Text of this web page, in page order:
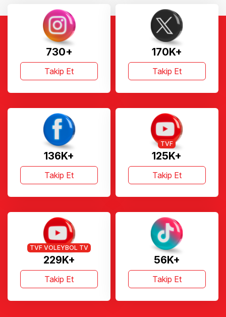
730+
Takip Et
170K+
Takip Et
136K+
Takip Et
125K+
TVF
Takip Et
229K+
TVF VOLEYBOL TV
Takip Et
56K+
Takip Et